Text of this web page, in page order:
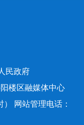
一至周五
（夏季作
房保障股
民政府
楼区融媒体中心
） 网站管理电话：